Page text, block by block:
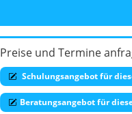
Preise und Termine
Schulungsangebot für
Beratungsangebot für